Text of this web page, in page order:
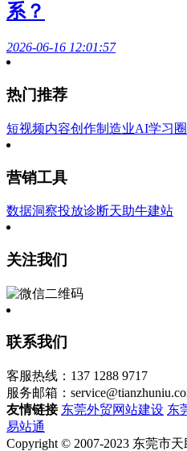
系？
2026-06-16 12:01:57
热门推荐
短视频内容创作制造业AI学习圈
营销工具
数据洞察投放诊断天助牛建站
关注我们
联系我们
客服热线：137 1288 9717
服务邮箱：
友情链接 东莞外贸网站建设 东
易站通
Copyright © 2007-2023 东莞市